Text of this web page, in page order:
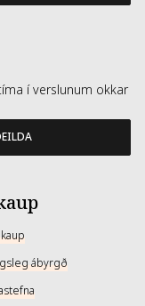
í verslunum okkar
ábyrgð